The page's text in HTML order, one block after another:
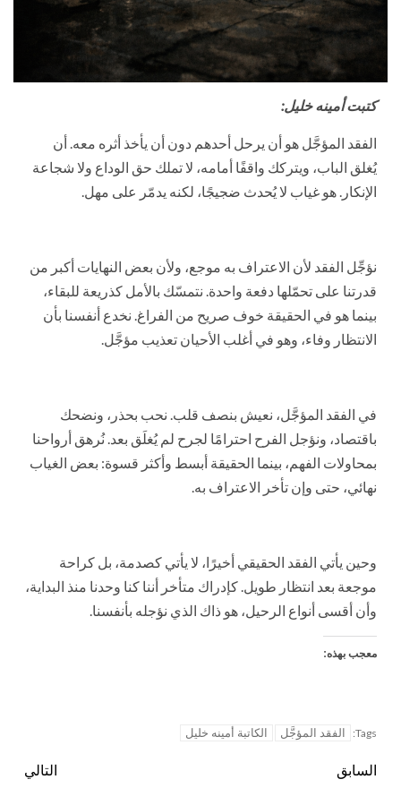
كتبت أمينه خليل:
الفقد المؤجَّل هو أن يرحل أحدهم دون أن يأخذ أثره معه. أن
يُغلق الباب، ويتركك واقفًا أمامه، لا تملك حق الوداع ولا شجاعة
الإنكار. هو غياب لا يُحدث ضجيجًا، لكنه يدمّر على مهل.
نؤجِّل الفقد لأن الاعتراف به موجع، ولأن بعض النهايات أكبر من
قدرتنا على تحمّلها دفعة واحدة. نتمسّك بالأمل كذريعة للبقاء،
بينما هو في الحقيقة خوف صريح من الفراغ. نخدع أنفسنا بأن
الانتظار وفاء، وهو في أغلب الأحيان تعذيب مؤجَّل.
في الفقد المؤجَّل، نعيش بنصف قلب. نحب بحذر، ونضحك
باقتصاد، ونؤجل الفرح احترامًا لجرح لم يُغلَق بعد. نُرهق أرواحنا
بمحاولات الفهم، بينما الحقيقة أبسط وأكثر قسوة: بعض الغياب
نهائي، حتى وإن تأخر الاعتراف به.
وحين يأتي الفقد الحقيقي أخيرًا، لا يأتي كصدمة، بل كراحة
موجعة بعد انتظار طويل. كإدراك متأخر أننا كنا وحدنا منذ البداية،
وأن أقسى أنواع الرحيل، هو ذاك الذي نؤجله بأنفسنا.
معجب بهذه:
Tags: الفقد المؤجَّل الكاتبة أمينه خليل
السابق
التالي